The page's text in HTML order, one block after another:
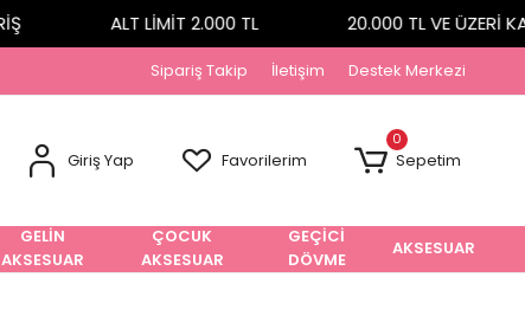
ALT LİMİT 2.000 TL 20.000 TL VE ÜZERİ
Sipariş Takip İletişim Destek Merkezi
Giriş Yap Favorilerim
0
Sepetim
GELİN
AKSESUAR
ÇOCUK
AKSESUAR
GEÇİCİ
DÖVME
AKSESUAR